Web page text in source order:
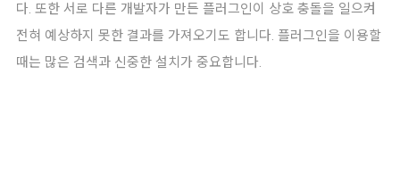
다. 또한 서로 다른 개발자가 만든 플러그인이 상호 충돌을 일으켜
전혀 예상하지 못한 결과를 가져오기도 합니다. 플러그인을 이용할
때는 많은 검색과 신중한 설치가 중요합니다.